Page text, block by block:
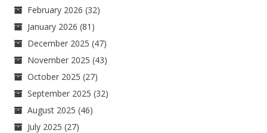
February 2026 (32)
January 2026 (81)
December 2025 (47)
November 2025 (43)
October 2025 (27)
September 2025 (32)
August 2025 (46)
July 2025 (27)